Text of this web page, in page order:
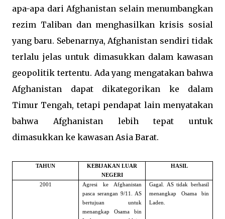
apa-apa dari Afghanistan selain menumbangkan
rezim Taliban dan menghasilkan krisis sosial
yang baru. Sebenarnya, Afghanistan sendiri tidak
terlalu jelas untuk dimasukkan dalam kawasan
geopolitik tertentu. Ada yang mengatakan bahwa
Afghanistan dapat dikategorikan ke dalam
Timur Tengah, tetapi pendapat lain menyatakan
bahwa Afghanistan lebih tepat untuk
dimasukkan ke kawasan Asia Barat.
TAHUN
KEBIJAKAN LUAR
NEGERI
HASIL
2001
Agresi ke Afghanistan
pasca serangan 9/11. AS
bertujuan untuk
menangkap Osama bin
Gagal. AS tidak berhasil
menangkap Osama bin
Laden.